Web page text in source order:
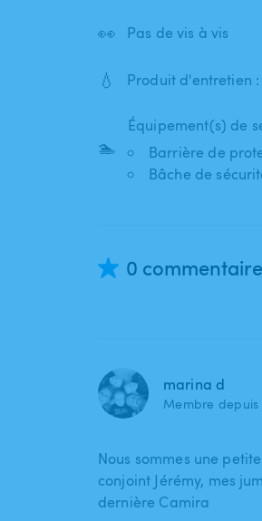
👀 Pas de vis à vis
💧 Produit d'entretien
🏊
Équipement(s) de
Barrière de
Bâche de
0 commentaire
marina d
Membre depuis
Nous sommes une
conjoint Jérémy, mes
dernière Camira